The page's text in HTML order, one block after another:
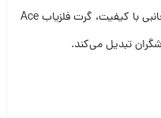
فلزات را نیز بشنوند. این مجموعه لوازم جانبی با کیفیت، گرت فلزیاب Ace